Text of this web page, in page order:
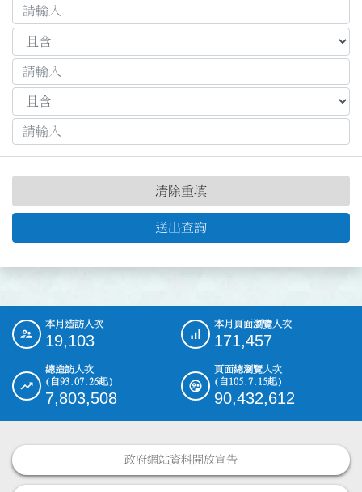
送出查詢
清除重填
::: 本月造訪人次
19,103
本月頁面瀏覽人次
171,457
總造訪人次
(自93.07.26起)
7,803,508
頁面總瀏覽人次
(自105.7.15起)
90,432,612
政府網站資料開放宣告